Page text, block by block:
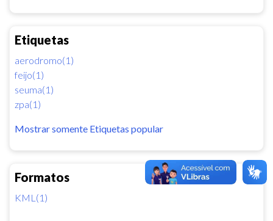
Etiquetas
aerodromo(1)
feijo(1)
seuma(1)
zpa(1)
Mostrar somente Etiquetas popular
Formatos
KML(1)